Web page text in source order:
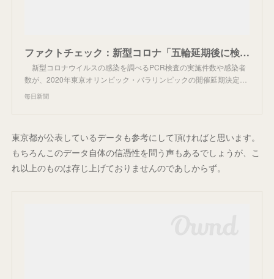
ファクトチェック：新型コロナ「五輪延期後に検査急増」は本当か 「感染隠蔽」説を検証すると… - 毎日新聞
新型コロナウイルスの感染を調べるPCR検査の実施件数や感染者
数が、2020年東京オリンピック・パラリンピックの開催延期決定…
毎日新聞
東京都が公表しているデータも参考にして頂ければと思います。
もちろんこのデータ自体の信憑性を問う声もあるでしょうが、こ
れ以上のものは存じ上げておりませんのであしからず。